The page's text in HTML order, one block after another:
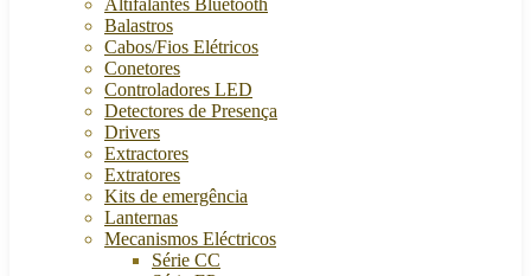
Altifalantes Bluetooth
Balastros
Cabos/Fios Elétricos
Conetores
Controladores LED
Detectores de Presença
Drivers
Extractores
Extratores
Kits de emergência
Lanternas
Mecanismos Eléctricos
Série CC